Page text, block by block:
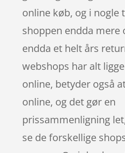
online køb, og i
shoppen endda mere
endda et helt års
webshops har alt
online, betyder også
online, og det gør en
prissammenligning
se de forskellige